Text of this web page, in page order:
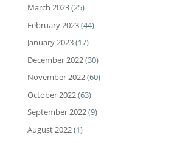
March 2023(25)
February 2023(44)
January 2023(17)
December 2022(30)
November 2022(60)
October 2022(63)
September 2022(9)
August 2022(1)